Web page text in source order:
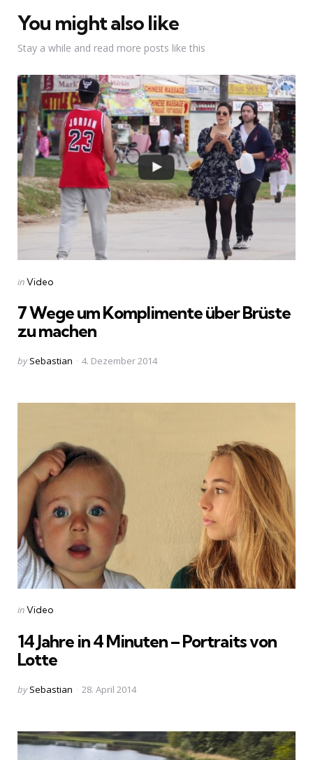
You might also like
Stay a while and read more posts like this
Categories
Posted
inVideo
7 Wege um Komplimente über Brüste
zu machen
Posted
by Sebastian 4. Dezember 2014
Categories
Posted
inVideo
14 Jahre in 4 Minuten – Portraits von
Lotte
Posted
by Sebastian 28. April 2014